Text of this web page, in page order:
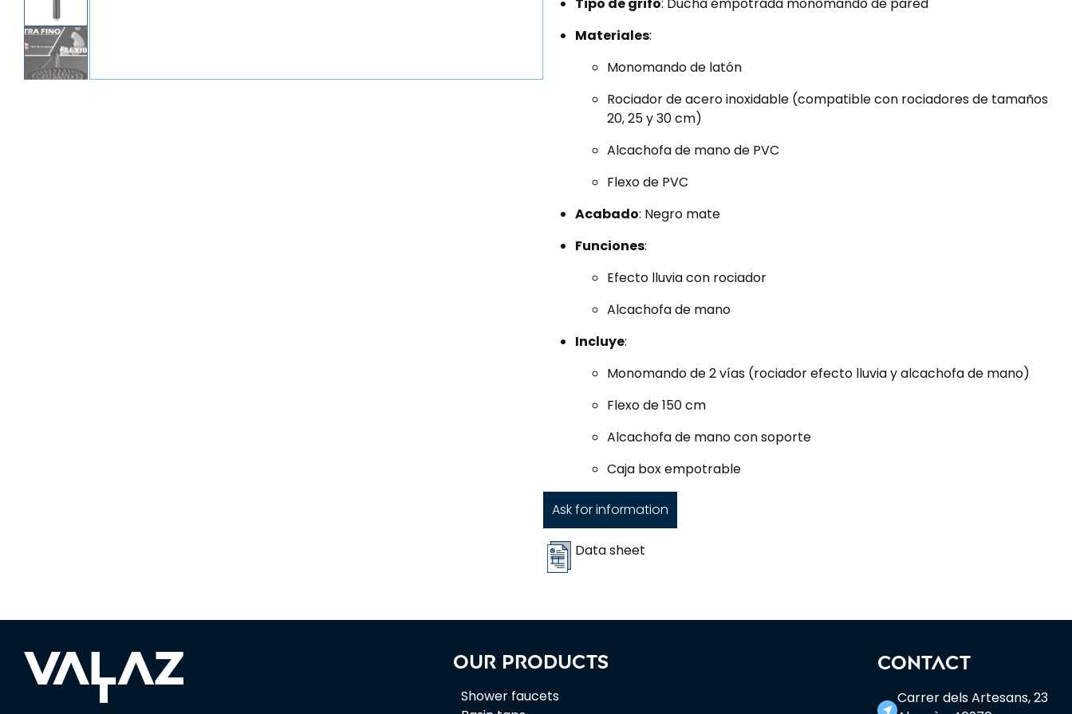
Materiales:
Monomando de latón
Rociador de acero inoxidable (compatible con rociadores de tamaños
20, 25 y 30 cm)
Alcachofa de mano de PVC
Flexo de PVC
Acabado: Negro mate
Funciones:
Efecto lluvia con rociador
Alcachofa de mano
Incluye:
Monomando de 2 vías (rociador efecto lluvia y alcachofa de mano)
Flexo de 150 cm
Alcachofa de mano con soporte
Caja box empotrable
Ask for information
Data sheet
Our products
Shower faucets
CONTACT
near_me
Carrer dels Artesans, 23